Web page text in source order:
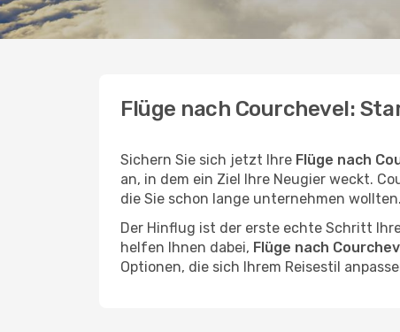
Flüge nach Courchevel:
Sichern Sie sich jetzt Ihre Flüge nach
an, in dem ein Ziel Ihre Neugier weckt.
die Sie schon lange unternehmen wollten.
Der Hinflug ist der erste echte Schritt
helfen Ihnen dabei, Flüge nach
Optionen, die sich Ihrem Reisestil